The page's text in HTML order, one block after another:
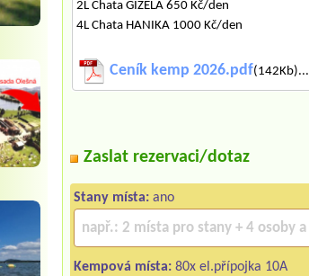
2L Chata GIZELA 650 Kč/den
4L Chata HANIKA 1000 Kč/den
Ceník kemp 2026.pdf(142Kb)...
Zaslat rezervaci/dotaz
Stany místa: ano
Kempová místa: 80x el.přípojka 10A